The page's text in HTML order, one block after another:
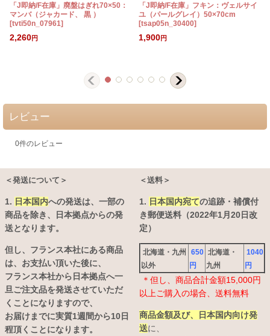
「J即納/F在庫」廃盤はぎれ70×50：
マンバ（ジャカード、 黒 ）
[tvti50n_07961]
2,260円
「J即納/F在庫」フキン：ヴェルサイ
ユ（パールグレイ）50×70cm
[tsap05n_30400]
1,900円
レビュー
0件のレビュー
＜発送について＞
1. 日本国内への発送は、 一部の
商品を除き、日本拠点からの発
送となります。
但し、フランス本社にある商品
は、お支払い頂いた後に、
フランス本社から日本拠点へ一
旦ご注文品を発送させていただ
くことになりますので、
お届けまでに実質1週間から10日
程頂くことになります。
＜送料＞
1. 日本国内宛ての追跡・補償付
き郵便送料（2022年1月20日改
定）
北海道・九州
以外
650
円
北海道・
九州
1040
円
＊但し、商品合計金額15,000円
以上ご購入の場合、送料無料
商品金額及び、日本国内向け発
送に、